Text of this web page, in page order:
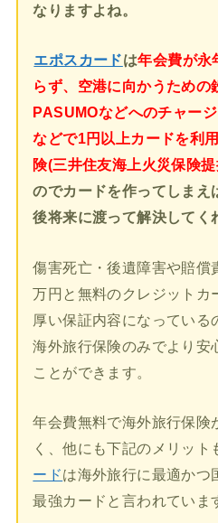
なりますよね。
エポスカードは年会費が永
らず、空港に向かうため
PASUMOなどへのチャー
などで1円以上カードを利
険(三井住友海上火災保険
のでカードを作ってしまえ
後将来に渡って解決してく
傷害死亡・後遺障害や賠償
万円と無料のクレジットカ
厚い保証内容になっている
海外旅行保険のみでより安
ことができます。
年会費無料で海外旅行保険
く、他にも下記のメリット
ードは海外旅行に最適かつ
最強カードと言われていま